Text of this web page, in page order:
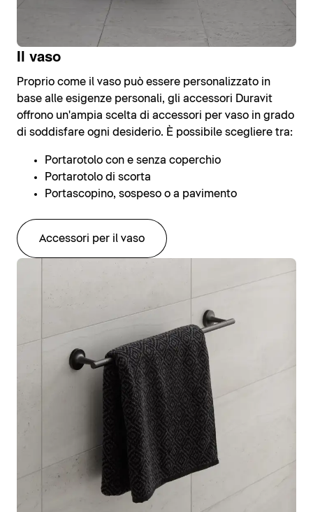
Il vaso
Proprio come il vaso può essere personalizzato in
base alle esigenze personali, gli accessori Duravit
offrono un'ampia scelta di accessori per vaso in grado
di soddisfare ogni desiderio. È possibile scegliere tra:
Portarotolo con e senza coperchio
Portarotolo di scorta
Portascopino, sospeso o a pavimento
Accessori per il vaso